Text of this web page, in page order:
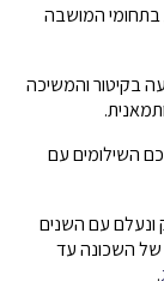
בתחומי המושבה
בקיטור והמשיכה
ארוכה ובשנות ה-50, בהסכם השילומים עם
ונעלם עם השנים
של השכונה עד
.